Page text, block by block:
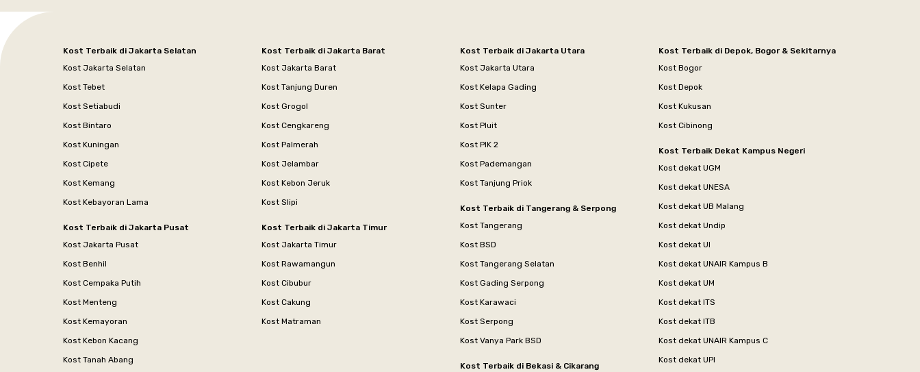
Kost Terbaik di Jakarta Selatan
Kost Jakarta Selatan
Kost Tebet
Kost Setiabudi
Kost Bintaro
Kost Kuningan
Kost Cipete
Kost Kemang
Kost Kebayoran Lama
Kost Terbaik di Jakarta Pusat
Kost Jakarta Pusat
Kost Benhil
Kost Cempaka Putih
Kost Menteng
Kost Kemayoran
Kost Kebon Kacang
Kost Tanah Abang
Kost Terbaik di Jakarta Barat
Kost Jakarta Barat
Kost Tanjung Duren
Kost Grogol
Kost Cengkareng
Kost Palmerah
Kost Jelambar
Kost Kebon Jeruk
Kost Slipi
Kost Terbaik di Jakarta Timur
Kost Jakarta Timur
Kost Rawamangun
Kost Cibubur
Kost Cakung
Kost Matraman
Kost Terbaik di Jakarta Utara
Kost Jakarta Utara
Kost Kelapa Gading
Kost Sunter
Kost Pluit
Kost PIK 2
Kost Pademangan
Kost Tanjung Priok
Kost Terbaik di Tangerang & Serpong
Kost Tangerang
Kost BSD
Kost Tangerang Selatan
Kost Gading Serpong
Kost Karawaci
Kost Serpong
Kost Vanya Park BSD
Kost Terbaik di Bekasi & Cikarang
Kost Terbaik di Depok, Bogor & Sekitarnya
Kost Bogor
Kost Depok
Kost Kukusan
Kost Cibinong
Kost Terbaik Dekat Kampus Negeri
Kost dekat UGM
Kost dekat UNESA
Kost dekat UB Malang
Kost dekat Undip
Kost dekat UI
Kost dekat UNAIR Kampus B
Kost dekat UM
Kost dekat ITS
Kost dekat ITB
Kost dekat UNAIR Kampus C
Kost dekat UPI